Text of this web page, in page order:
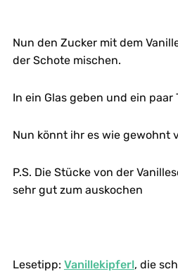
Nun den Zucker mit dem
der Schote mischen.
In ein Glas geben und ein paar
Nun könnt ihr es wie gewohnt
P.S. Die Stücke von der
sehr gut zum auskochen
Lesetipp: Vanillekipferl, die